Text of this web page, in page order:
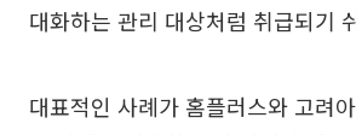
대화하는 관리 대상처럼 취급되기
대표적인 사례가 홈플러스와 고려